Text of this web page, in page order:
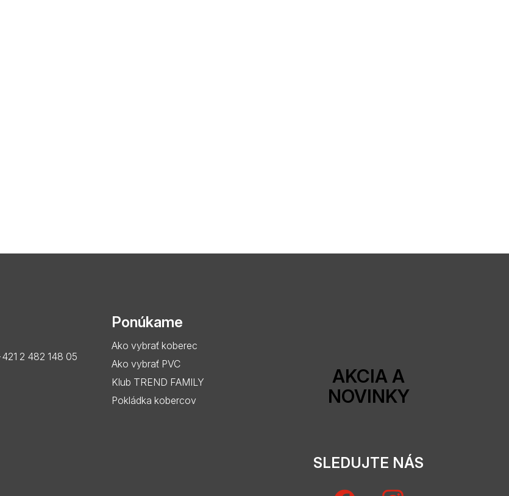
2 482 148 05
Ponúkame
Ako vybrať koberec
Ako vybrať PVC
Klub TREND FAMILY
Pokládka kobercov
AKCIA A
NOVINKY
SLEDUJTE NÁS